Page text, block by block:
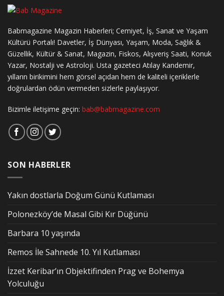
Babmagazine Magazin Haberleri; Cemiyet, İş, Sanat ve Yaşam
Kültürü Portalı! Davetler, İş Dünyası, Yaşam, Moda, Sağlık &
Güzellik, Kültür & Sanat, Magazin, Fiskos, Alışveriş Saati, Konuk
Yazar, Nostalji ve Astroloji. Usta gazeteci Atılay Kandemir,
yılların birikimini hem görsel açıdan hem de kaliteli içeriklerle
doğrulardan ödün vermeden sizlerle paylaşıyor.
Bizimle iletişime geçin: bab@babmagazine.com
SON HABERLER
Yakın dostlarla Doğum Günü Kutlaması
Polonezköy’de Masal Gibi Kır Düğünü
Barbara 10 yaşında
Remos İle Sahnede 10. Yıl Kutlaması
İzzet Keribar’ın Objektifinden Prag ve Bohemya
Yolculuğu